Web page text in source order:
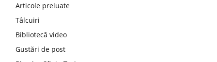
Articole preluate
Tâlcuiri
Bibliotecă video
Gustări de post